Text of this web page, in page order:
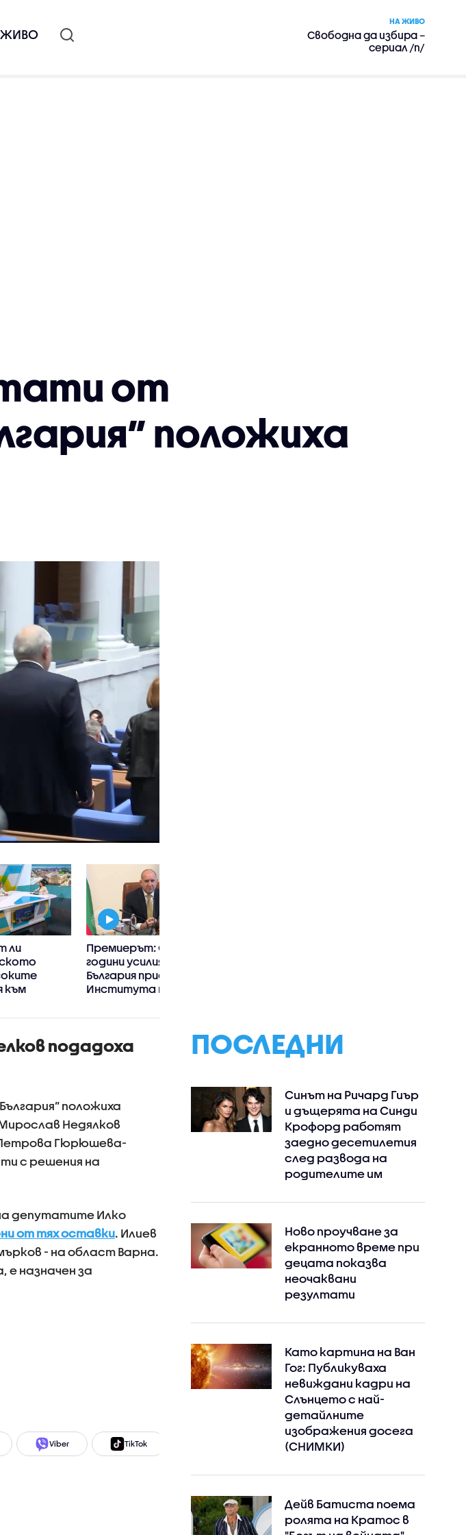
ЖИВО
НА ЖИВО
Свободна да избира –
сериал /п/
от
положиха
ли
към
Премиерът: След 15
години усилия
България придоби
Института по
българската
Америка
подадоха
положиха
Недялков
Гюрюшева-
с решения на
депутатите Илко
от тях оставки. Илиев
- на област Варна.
назначен за
Viber TikTok Facebook
ПОСЛЕДНИ
Синът на Ричард Гиър
и дъщерята на Синди
Крофорд работят
заедно десетилетия
след развода на
родителите им
Ново проучване за
екранното време при
децата показва
неочаквани
резултати
Като картина на Ван
Гог: Публикуваха
невиждани кадри на
Слънцето с най-
детайлните
изображения досега
(СНИМКИ)
Дейв Батиста поема
ролята на Кратос в